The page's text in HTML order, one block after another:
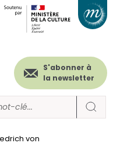
S'abonner à
la newsletter
von